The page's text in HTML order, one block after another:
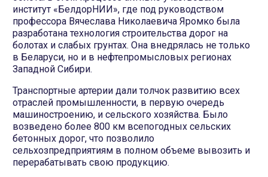
институт «БелдорНИИ», где под руководством
профессора Вячеслава Николаевича Яромко была
разработана технология строительства дорог на
болотах и слабых грунтах. Она внедрялась не только
в Беларуси, но и в нефтепромысловых регионах
Западной Сибири.
Транспортные артерии дали толчок развитию всех
отраслей промышленности, в первую очередь
машиностроению, и сельского хозяйства. Было
возведено более 800 км всепогодных сельских
бетонных дорог, что позволило
сельхозпредприятиям в полном объеме вывозить и
перерабатывать свою продукцию.